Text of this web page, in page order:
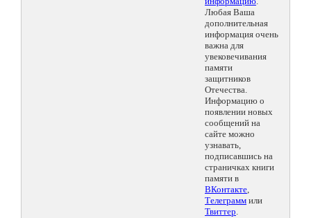
Любая Ваша
дополнительная
информация очень
важна для
увековечивания
памяти
защитников
Отечества.
Информацию о
появлении новых
сообщений на
сайте можно
узнавать,
подписавшись на
страничках книги
памяти в
ВКонтакте,
Телеграмм или
Твиттер.